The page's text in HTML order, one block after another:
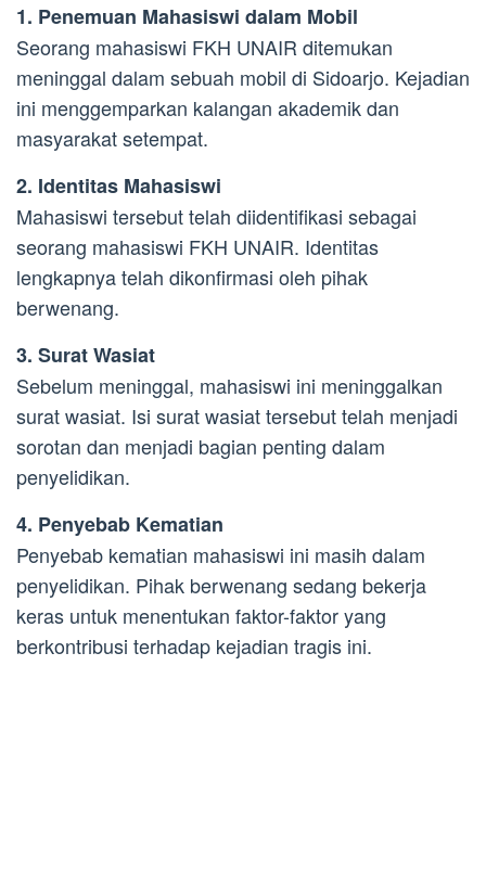
1. Penemuan Mahasiswi dalam Mobil
Seorang mahasiswi FKH UNAIR ditemukan
meninggal dalam sebuah mobil di Sidoarjo. Kejadian
ini menggemparkan kalangan akademik dan
masyarakat setempat.
2. Identitas Mahasiswi
Mahasiswi tersebut telah diidentifikasi sebagai
seorang mahasiswi FKH UNAIR. Identitas
lengkapnya telah dikonfirmasi oleh pihak
berwenang.
3. Surat Wasiat
Sebelum meninggal, mahasiswi ini meninggalkan
surat wasiat. Isi surat wasiat tersebut telah menjadi
sorotan dan menjadi bagian penting dalam
penyelidikan.
4. Penyebab Kematian
Penyebab kematian mahasiswi ini masih dalam
penyelidikan. Pihak berwenang sedang bekerja
keras untuk menentukan faktor-faktor yang
berkontribusi terhadap kejadian tragis ini.